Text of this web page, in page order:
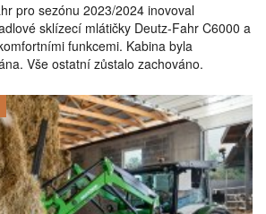
pro sezónu 2023/2024 inovoval
sklízecí mlátičky Deutz-Fahr C6000 a
funkcemi. Kabina byla
Vše ostatní zůstalo zachováno.